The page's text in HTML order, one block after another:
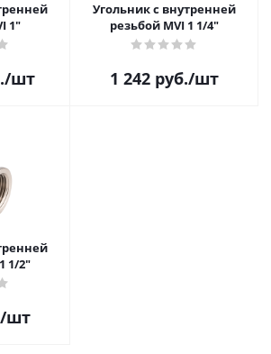
1"
/шт
Угольник с внутренней
резьбой MVI 1 1/4"
1 242руб./шт
1/2"
/шт